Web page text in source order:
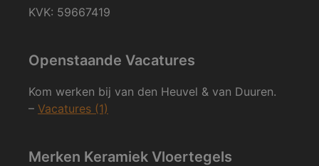
KVK: 59667419
Openstaande Vacatures
Kom werken bij van den Heuvel & van Duuren.
– Vacatures (1)
Merken Keramiek Vloertegels